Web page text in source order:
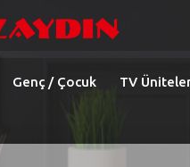
Genç / Çocuk TV